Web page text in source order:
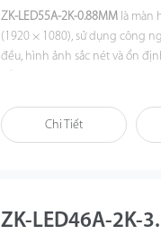
ZK-LED55A-2K-0.88MM là màn
(1920 × 1080), sử dụng công
đều, hình ảnh sắc nét và ổn
thống hiển thị chuyên nghiệp.
Chi Tiết
ZK-LED46A-2K-